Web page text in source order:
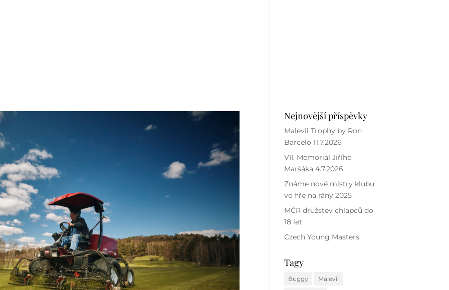
Nejnovější příspěvky
Malevil Trophy by Ron
Barcelo 11.7.2026
VII. Memoriál Jiřího
Maršáka 4.7.2026
Známe nové mistry klubu
ve hře na rány 2025
MČR družstev chlapců do
18 let
Czech Young Masters
Tagy
Buggy Malevil